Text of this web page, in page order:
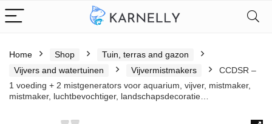
Home Shop
Tuin, terras and gazon
Vijvers and watertuinen
Vijvermistmakers
CCDSR –
1 voeding + 2 mistgenerators voor aquarium, vijver, mistmaker,
mistmaker, luchtbevochtiger, landschapsdecoratie…